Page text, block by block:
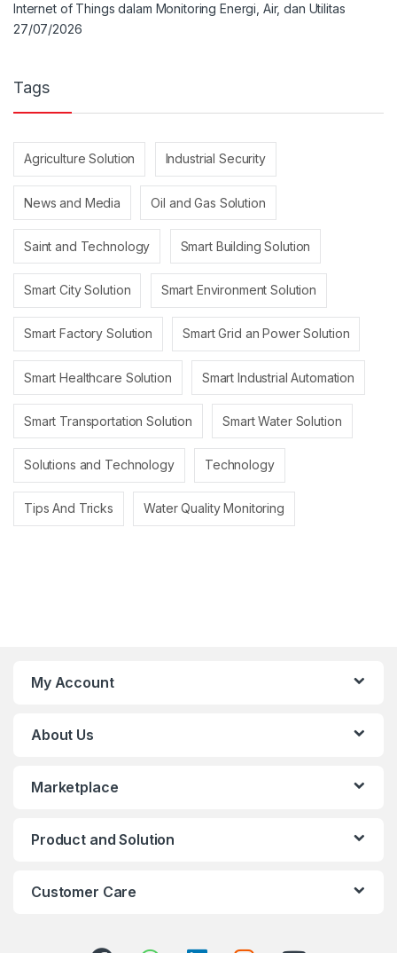
Internet of Things dalam Monitoring Energi, Air, dan Utilitas
27/07/2026
Tags
Agriculture Solution Industrial Security
News and Media Oil and Gas Solution
Saint and Technology Smart Building Solution
Smart City Solution Smart Environment Solution
Smart Factory Solution Smart Grid an Power Solution
Smart Healthcare Solution Smart Industrial Automation
Smart Transportation Solution Smart Water Solution
Solutions and Technology Technology
Tips And Tricks Water Quality Monitoring
My Account
About Us
Marketplace
Product and Solution
Customer Care